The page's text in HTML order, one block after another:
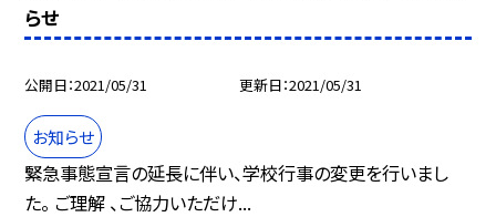
らせ
公開日 2021/05/31 更新日 2021/05/31
お知らせ
緊急事態宣言の延長に伴い、学校行事の変更を行いまし
た。 ご理解 、ご協力いただけ...